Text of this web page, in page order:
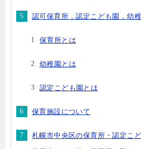
認可保育所，認定こども園，幼
保育所とは
幼稚園とは
認定こども園とは
保育施設について
札幌市中央区の保育所・認定こ